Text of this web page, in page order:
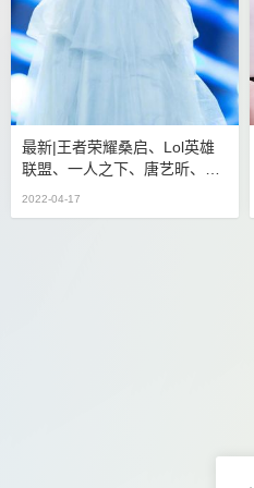
最新|王者荣耀桑启、lol英雄
联盟、一人之下、唐艺昕、美
2022-04-17